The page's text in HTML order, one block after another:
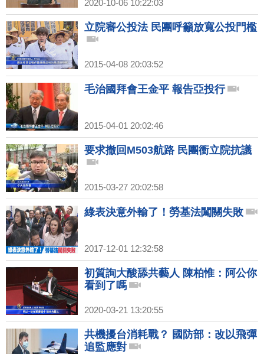
2020-10-06 10:22:03
立院審公投法 民團呼籲放寬公投門檻
2015-04-08 20:03:52
毛治國拜會王金平 報告亞投行
2015-04-01 20:02:46
要求撤回M503航路 民團衝立院抗議
2015-03-27 20:02:58
綠表決意外輸了！勞基法闖關失敗
2017-12-01 12:32:58
初質詢大酸舔共藝人 陳柏惟：阿公你
看到了嗎
2020-03-21 13:20:55
共機擾台消耗戰？ 國防部：改以飛彈
追監應對